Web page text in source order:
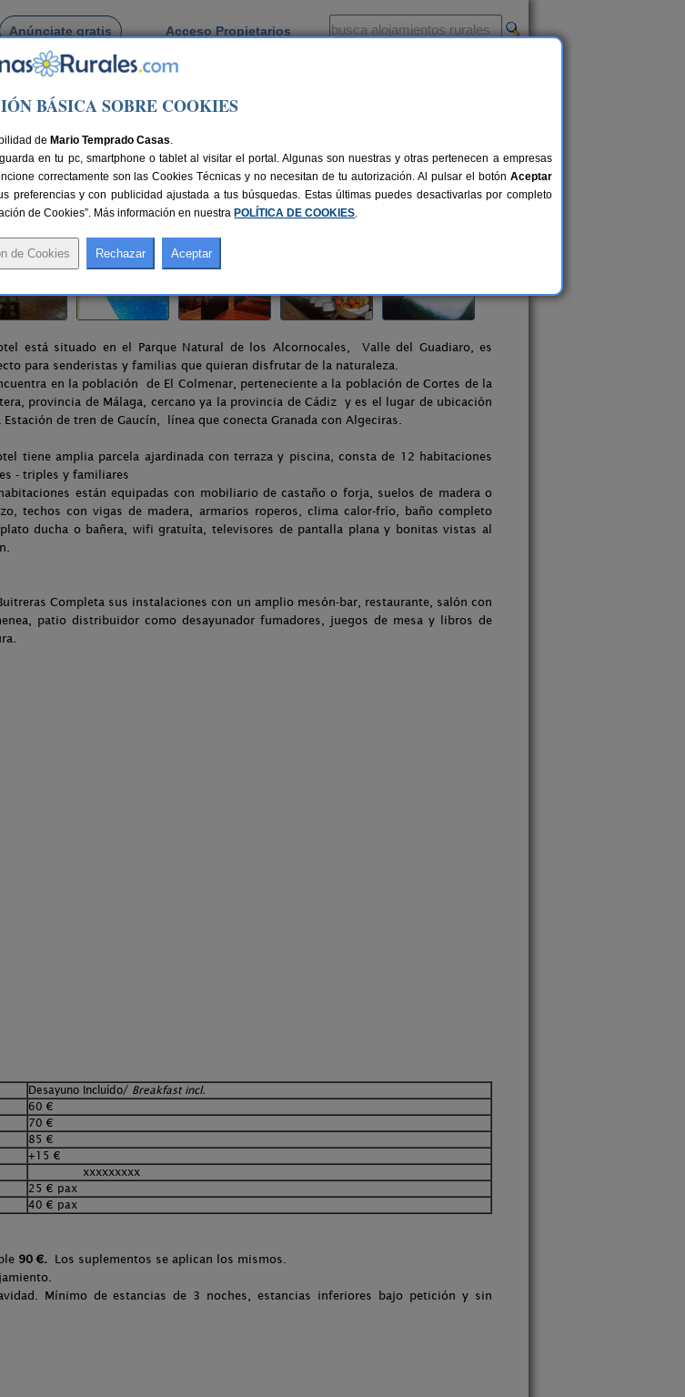
Anúnciate gratis Acceso Propietarios
Las Buitreras
Compartir:
está situado en el Parque Natural de los Alcornocales, Valle del Guadiaro, es
para senderistas y familias que quieran disfrutar de la naturaleza.
en la población de El Colmenar, perteneciente a la población de Cortes de la
provincia de Málaga, cercano ya la provincia de Cádiz y es el lugar de ubicación
Estación de tren de Gaucín, línea que conecta Granada con Algeciras.
tiene amplia parcela ajardinada con terraza y piscina, consta de 12 habitaciones
- triples y familiares
están equipadas con mobiliario de castaño o forja, suelos de madera o
techos con vigas de madera, armarios roperos, clima calor-frío, baño completo
ducha o bañera, wifi gratuíta, televisores de pantalla plana y bonitas vistas al
Completa sus instalaciones con un amplio mesón-bar, restaurante, salón con
patio distribuidor como desayunador fumadores, juegos de mesa y libros de
Desayuno Incluído/ Breakfast incl.
60 €
70 €
85 €
+15 €
xxxxxxxxx
25 € pax
40 € pax
90 €. Los suplementos se aplican los mismos.
Mínimo de estancias de 3 noches, estancias inferiores bajo petición y sin
BÁSICA SOBRE COOKIES
de Mario Temprado Casas.
en tu pc, smartphone o tablet al visitar el portal. Algunas son nuestras y otras pertenecen a empresas
correctamente son las Cookies Técnicas y no necesitan de tu autorización. Al pulsar el botón Aceptar
preferencias y con publicidad ajustada a tus búsquedas. Estas últimas puedes desactivarlas por completo
de Cookies”. Más información en nuestra POLÍTICA DE COOKIES.